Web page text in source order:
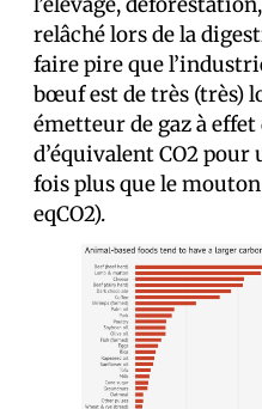
relâché lors de la
faire pire que
bœuf est de très (très)
émetteur de gaz à
d’équivalent CO2
fois plus que le mouton
eqCO2).